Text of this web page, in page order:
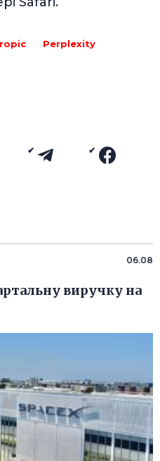
Perplexity
06.08
виручку на